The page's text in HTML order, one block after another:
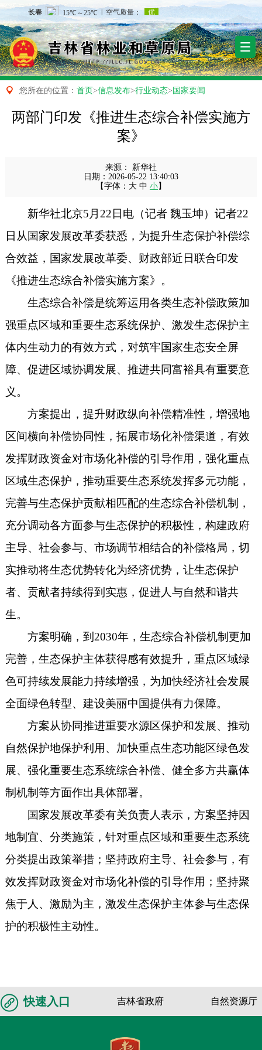
 您所在的位置： 首页>信息发布>行业动态> 国家要闻
两部门印发《推进生态综合补偿实施方
案》
来源：
新华社
日期： 2026-05-22 13:40:03
【字体： 大 中 小】
新华社北京5月22日电（记者 魏玉坤）记者22
日从国家发展改革委获悉，为提升生态保护补偿综
合效益，国家发展改革委、财政部近日联合印发
《推进生态综合补偿实施方案》。
生态综合补偿是统筹运用各类生态补偿政策加
强重点区域和重要生态系统保护、激发生态保护主
体内生动力的有效方式，对筑牢国家生态安全屏
障、促进区域协调发展、推进共同富裕具有重要意
义。
方案提出，提升财政纵向补偿精准性，增强地
区间横向补偿协同性，拓展市场化补偿渠道，有效
发挥财政资金对市场化补偿的引导作用，强化重点
区域生态保护，推动重要生态系统发挥多元功能，
完善与生态保护贡献相匹配的生态综合补偿机制，
充分调动各方面参与生态保护的积极性，构建政府
主导、社会参与、市场调节相结合的补偿格局，切
实推动将生态优势转化为经济优势，让生态保护
者、贡献者持续得到实惠，促进人与自然和谐共
生。
方案明确，到2030年，生态综合补偿机制更加
完善，生态保护主体获得感有效提升，重点区域绿
色可持续发展能力持续增强，为加快经济社会发展
全面绿色转型、建设美丽中国提供有力保障。
方案从协同推进重要水源区保护和发展、推动
自然保护地保护利用、加快重点生态功能区绿色发
展、强化重要生态系统综合补偿、健全多方共赢体
制机制等方面作出具体部署。
国家发展改革委有关负责人表示，方案坚持因
地制宜、分类施策，针对重点区域和重要生态系统
分类提出政策举措；坚持政府主导、社会参与，有
效发挥财政资金对市场化补偿的引导作用；坚持聚
焦于人、激励为主，激发生态保护主体参与生态保
护的积极性主动性。
快速入口 吉林省政府 自然资源厅